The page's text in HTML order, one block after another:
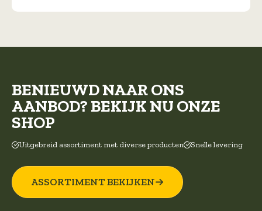
BENIEUWD NAAR ONS
AANBOD? BEKIJK NU ONZE
SHOP
Uitgebreid assortiment met diverse producten Snelle levering
ASSORTIMENT BEKIJKEN